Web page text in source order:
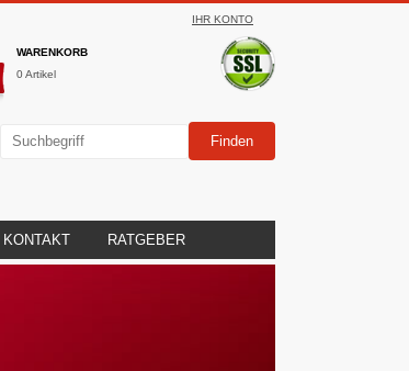
IHR KONTO
WARENKORB
0 Artikel
KONTAKT RATGEBER